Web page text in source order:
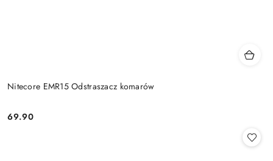
Nitecore EMR15 Odstraszacz komarów
Cena:
69.90